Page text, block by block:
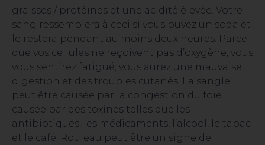
graisses / protéines et une acidité élevée. Votre
sang ressemblera à ceci si vous buvez un soda et
le restera pendant au moins deux heures. Parce
que vos cellules ne reçoivent pas d’oxygène, vous
vous sentirez fatigué, vous aurez une mauvaise
digestion et des troubles cutanés. La sangle
peut être causée par la congestion du foie
causée par des toxines telles que les
antibiotiques, les médicaments, l’alcool, le tabac
et le café. Rouleau peut être un signe de